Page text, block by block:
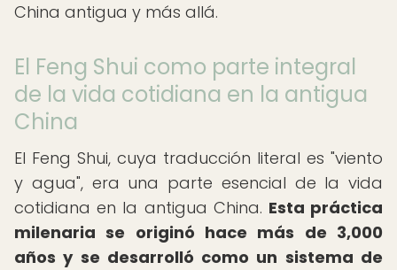
China antigua y más allá.
El Feng Shui como parte integral
de la vida cotidiana en la antigua
China
El Feng Shui, cuya traducción literal es "viento
y agua", era una parte esencial de la vida
cotidiana en la antigua China. Esta práctica
milenaria se originó hace más de 3,000
años y se desarrolló como un sistema de